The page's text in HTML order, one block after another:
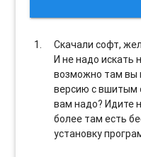
Скачали софт,
И не надо искать
возможно там вы
версию с вшитым
вам надо? Идите
более там есть
установку